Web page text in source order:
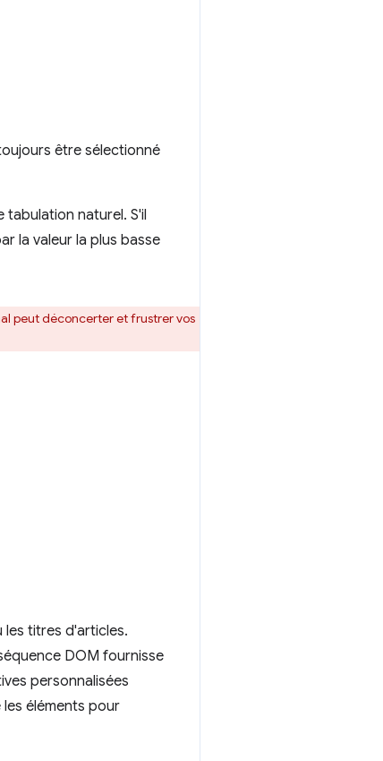
être sélectionné
naturel. S'il
la valeur la plus basse
peut déconcerter et frustrer vos
les titres d'articles.
DOM fournisse
personnalisées
éléments pour